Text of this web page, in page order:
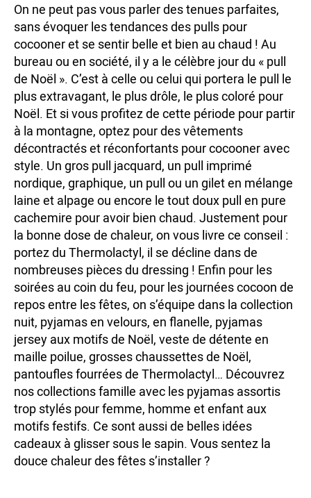
On ne peut pas vous parler des tenues parfaites,
sans évoquer les tendances des pulls pour
cocooner et se sentir belle et bien au chaud ! Au
bureau ou en société, il y a le célèbre jour du « pull
de Noël ». C’est à celle ou celui qui portera le pull le
plus extravagant, le plus drôle, le plus coloré pour
Noël. Et si vous profitez de cette période pour partir
à la montagne, optez pour des vêtements
décontractés et réconfortants pour cocooner avec
style. Un gros pull jacquard, un pull imprimé
nordique, graphique, un pull ou un gilet en mélange
laine et alpage ou encore le tout doux pull en pure
cachemire pour avoir bien chaud. Justement pour
la bonne dose de chaleur, on vous livre ce conseil :
portez du Thermolactyl, il se décline dans de
nombreuses pièces du dressing ! Enfin pour les
soirées au coin du feu, pour les journées cocoon de
repos entre les fêtes, on s’équipe dans la collection
nuit, pyjamas en velours, en flanelle, pyjamas
jersey aux motifs de Noël, veste de détente en
maille poilue, grosses chaussettes de Noël,
pantoufles fourrées de Thermolactyl… Découvrez
nos collections famille avec les pyjamas assortis
trop stylés pour femme, homme et enfant aux
motifs festifs. Ce sont aussi de belles idées
cadeaux à glisser sous le sapin. Vous sentez la
douce chaleur des fêtes s’installer ?